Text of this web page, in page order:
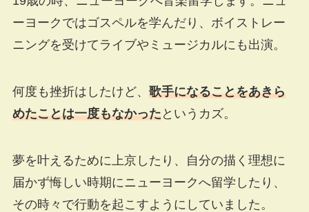
ーヨークではゴスペルを学んだり、ボイストレー
ニングを受けてライブやミュージカルにも出演。
何度も挫折はしたけど、 歌手になることをあきら
めたことは一度もなかったというカズ。
夢を叶えるために上京したり、自分の描く理想に
届かず悔しい時期にニューヨークへ留学したり、
その時々で行動を起こすようにしていました。